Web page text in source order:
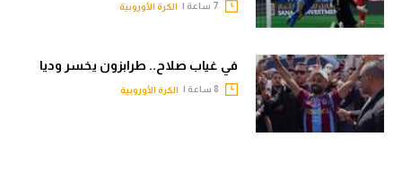
الكرة الأوروبية
في غياب صلاح.. طرابزون يخسر وديا
الكرة الأوروبية